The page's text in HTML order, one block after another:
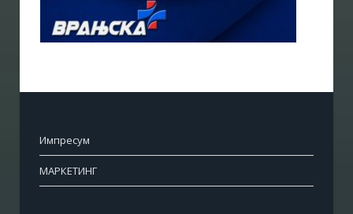
Импресум
МАРКЕТИНГ